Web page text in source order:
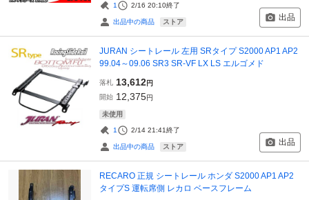
1 2/16 20:10終了
出品中の商品 ストア 出品
JURAN シートレール 左用 SRタイプ S2000 AP1 AP2
99.04～09.06 SR3 SR-VF LX LS エルゴメド
落札 13,612円
開始 12,375円
未使用
1 2/14 21:41終了
出品中の商品 ストア 出品
RECARO 正規 シートレール ホンダ S2000 AP1 AP2
タイプS 運転席側 レカロ ベースフレーム